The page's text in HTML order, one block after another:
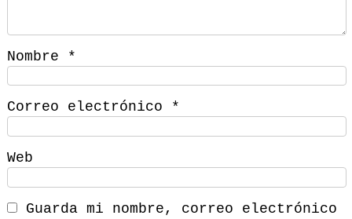
Nombre *
Correo electrónico *
Web
Guarda mi nombre, correo electrónico